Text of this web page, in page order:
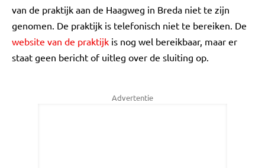
van de praktijk aan de Haagweg in Breda niet te zijn
genomen. De praktijk is telefonisch niet te bereiken. De
website van de praktijk is nog wel bereikbaar, maar er
staat geen bericht of uitleg over de sluiting op.
Advertentie